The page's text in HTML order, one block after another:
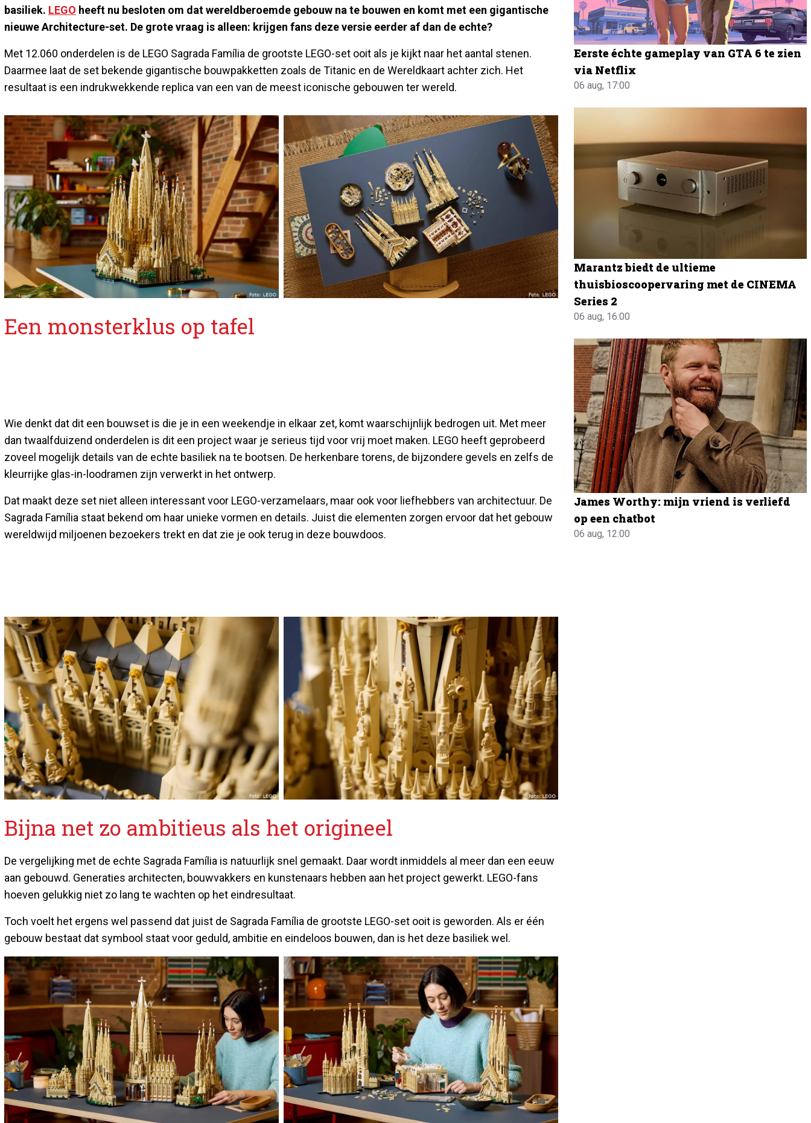
basiliek. LEGO heeft nu besloten om dat wereldberoemde gebouw na te bouwen en komt met een gigantische
nieuwe Architecture-set. De grote vraag is alleen: krijgen fans deze versie eerder af dan de echte?
Met 12.060 onderdelen is de LEGO Sagrada Família de grootste LEGO-set ooit als je kijkt naar het aantal stenen.
Daarmee laat de set bekende gigantische bouwpakketten zoals de Titanic en de Wereldkaart achter zich. Het
resultaat is een indrukwekkende replica van een van de meest iconische gebouwen ter wereld.
Een monsterklus op tafel
Wie denkt dat dit een bouwset is die je in een weekendje in elkaar zet, komt waarschijnlijk bedrogen uit. Met meer
dan twaalfduizend onderdelen is dit een project waar je serieus tijd voor vrij moet maken. LEGO heeft geprobeerd
zoveel mogelijk details van de echte basiliek na te bootsen. De herkenbare torens, de bijzondere gevels en zelfs de
kleurrijke glas-in-loodramen zijn verwerkt in het ontwerp.
Dat maakt deze set niet alleen interessant voor LEGO-verzamelaars, maar ook voor liefhebbers van architectuur. De
Sagrada Família staat bekend om haar unieke vormen en details. Juist die elementen zorgen ervoor dat het gebouw
wereldwijd miljoenen bezoekers trekt en dat zie je ook terug in deze bouwdoos.
Bijna net zo ambitieus als het origineel
De vergelijking met de echte Sagrada Família is natuurlijk snel gemaakt. Daar wordt inmiddels al meer dan een eeuw
aan gebouwd. Generaties architecten, bouwvakkers en kunstenaars hebben aan het project gewerkt. LEGO-fans
hoeven gelukkig niet zo lang te wachten op het eindresultaat.
Toch voelt het ergens wel passend dat juist de Sagrada Família de grootste LEGO-set ooit is geworden. Als er één
gebouw bestaat dat symbool staat voor geduld, ambitie en eindeloos bouwen, dan is het deze basiliek wel.
Eerste échte gameplay van GTA 6 te zien
via Netflix
06 aug, 17:00
Marantz biedt de ultieme
thuisbioscoopervaring met de CINEMA
Series 2
06 aug, 16:00
James Worthy: mijn vriend is verliefd
op een chatbot
06 aug, 12:00